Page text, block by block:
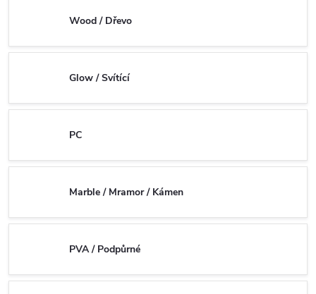
Wood / Dřevo
Glow / Svítící
PC
Marble / Mramor / Kámen
PVA / Podpůrné